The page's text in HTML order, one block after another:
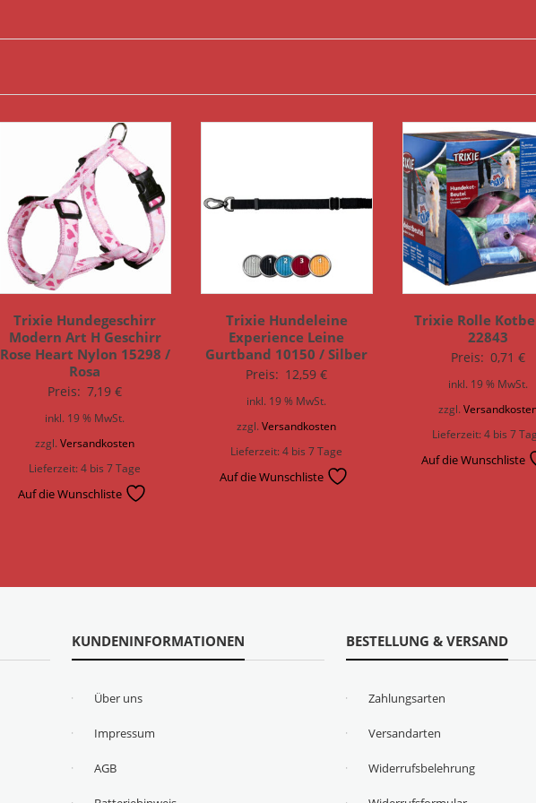
Trixie Hundegeschirr
Modern Art H Geschirr
Rose Heart Nylon 15298 /
Rosa
Preis: 7,19€
inkl. 19 % MwSt.
zzgl.Versandkosten
Lieferzeit:4 bis 7 Tage
Auf die Wunschliste
Trixie Hundeleine
Experience Leine
Gurtband 10150 / Silber
Preis: 12,59€
inkl. 19 % MwSt.
zzgl.Versandkosten
Lieferzeit:4 bis 7 Tage
Auf die Wunschliste
Trixie Rolle
22843
Preis: 0,71€
inkl. 19 % MwSt.
zzgl.
Lieferzeit:4 bis 7
Auf die Wunschliste
KUNDENINFORMATIONEN
Über uns
Impressum
AGB
BESTELLUNG & VERSAND
Zahlungsarten
Versandarten
Widerrufsbelehrung